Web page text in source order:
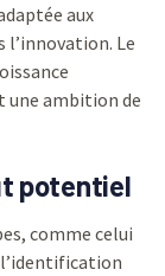
aux
l’innovation. Le
une ambition de
potentiel
comme celui